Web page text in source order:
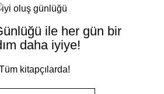
ile her gün bir
daha iyiye!
kitapçılarda!